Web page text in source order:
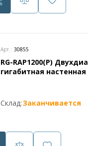
Арт.: 30855
RG-RAP1200(P)
гигабитная настенная
Склад:Заканчивается